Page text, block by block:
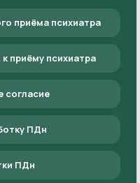
приёма психиатра
приёму психиатра
согласие
ПДн
ПДн